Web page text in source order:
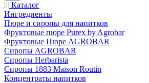
Каталог
Ингредиенты
Пюре и сиропы для напитков
Фруктовые пюре Purex by Agrobar
Фруктовые Пюре AGROBAR
Сиропы AGROBAR
Сиропы Herbarista
Сиропы 1883 Maison Routin
Концентраты напитков